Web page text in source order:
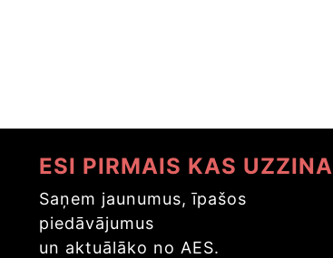
ESI PIRMAIS KAS UZZINA
Saņem jaunumus, īpašos
piedāvājumus
un aktuālāko no AES.